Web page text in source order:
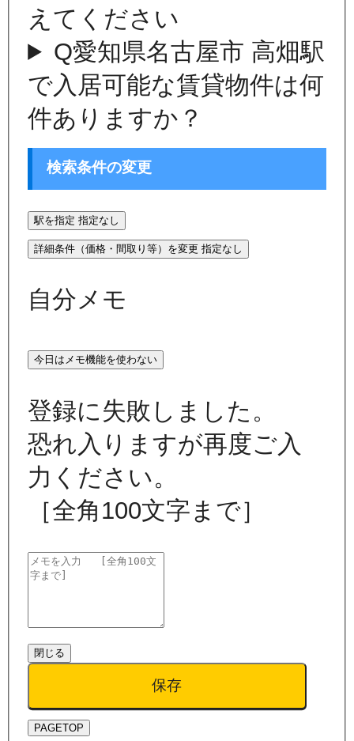
えてください
Q愛知県名古屋市 高畑駅
で入居可能な賃貸物件は何
件ありますか？
検索条件の変更
駅を指定 指定なし
詳細条件（価格・間取り等）を変更 指定なし
自分メモ
今日はメモ機能を使わない
登録に失敗しました。
恐れ入りますが再度ご入
力ください。
［全角100文字まで］
閉じる
保存
PAGETOP